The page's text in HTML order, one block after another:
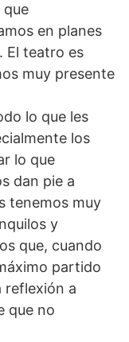
que
en planes
El teatro es
muy presente
lo que les
los
lo que
dan pie a
tenemos muy
y
que, cuando
partido
reflexión a
que no